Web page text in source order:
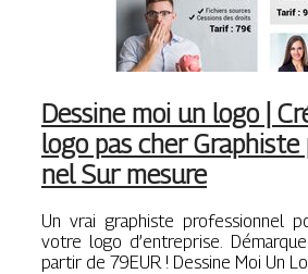
Dessine moi un logo |
logo pas cher
nel Sur mesure
Un vrai graphiste professionnel
votre logo d’entreprise.
partir de 79EUR ! Dessine Moi Un